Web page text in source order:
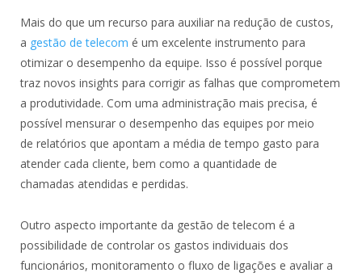
Mais do que um recurso para auxiliar na redução de custos,
a gestão de telecom é um excelente instrumento para
otimizar o desempenho da equipe. Isso é possível porque
traz novos insights para corrigir as falhas que comprometem
a produtividade. Com uma administração mais precisa, é
possível mensurar o desempenho das equipes por meio
de relatórios que apontam a média de tempo gasto para
atender cada cliente, bem como a quantidade de
chamadas atendidas e perdidas.
Outro aspecto importante da gestão de telecom é a
possibilidade de controlar os gastos individuais dos
funcionários, monitoramento o fluxo de ligações e avaliar a